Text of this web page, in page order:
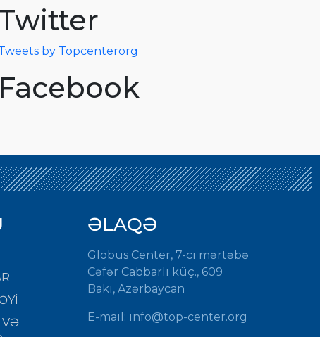
by Topcenterorg
Facebook
VƏ
ƏLAQƏ
Globus Center, 7-ci mərtəbə
Cəfər Cabbarlı küç., 609
Bakı, Azərbaycan
E-mail: info@top-center.org